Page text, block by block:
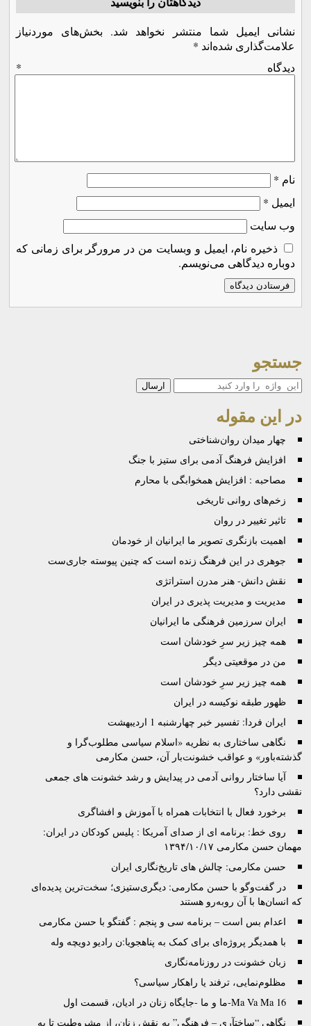
نشانی ایمیل شما منتشر نخواهد شد.
بخش‌های موردنیاز
علامت‌گذاری شده‌اند *
دیدگاه *
نام *
ایمیل *
وب‌ سایت
ذخیره نام، ایمیل و وبسایت من در مرورگر برای زمانی که
دوباره دیدگاهی می‌نویسم.
جستجو
جستجو
در این مقوله
چهار میدان روان‌شناختی
افزایش فرهنگ آدمی برای ستیز با جنگ
مصاحبه : افزایش همخوابگی با محارم
زخم‌های روانی تاریخی
تاثیر تغییر در روان
اهمیت بازنگری تصویر ما ایرانیان از خودمان
جوهرى در این فرهنگ زنده است که چنین پیوسته جاری‌ست
نقش دانش- هنر مدرن استراتژی
مدیریت و مدیریت پذیری در ایران
ایران سرزمین فرهنگی ما ایرانیان
همه چیز زیر سرِ خودشان است
من در موقعیتی دیگر
همه چیز زیر سرِ خودشان است
ظهور طبقه نوکیسه در ایران
ایران فردا: تفسیر خبر چهارشنبه 1 اردیبهشت
نگاهی ساختاری به نظریه «اسلام سیاسی مطلوب‌گرا و
گذشته‌باور» و عواقب خشونت‌بار آن، حسن مکارمی
آیا ساختار روانی آدمی در پیدایش و رشد خشونت های جمعی
نقشی دارد؟
برخورد فعال با انتخابات همراه با آموزش و افشاگری
روی خط: برنامه ای از صدای آمریکا : پلیس کودکان در ایران:
مهمان حسن مکارمی ۱۳۹۴/۱۰/۱۷
حسن مکارمی: چالش های تاریخ‌نگاری ایران
در گفت‌وگو با حسن مکارمی: دیگری‌ستیزی؛ سخت‌ترین پدیده‌ای
که انسان‌ها با آن روبه‌رو هستند
اعدام بس است – برنامه سی و پنجم : گفتگو با حسن مکارمی
با همدیگر پروژه‌‌ای برای کمک به پناهجویا:ن رادیو دویچه وله
زبان خشونت در روزنامه‌نگاری
مظلوم‌نمایی، ترفند یا راهکار سیاسی؟
Ma Va Ma 16-ما و ما -جایگاه‌ زنان در ادیان، قسمت اول
نگاهی “ساختآری – فرهنگی” به نقش زنان، از مشروطیت تا به